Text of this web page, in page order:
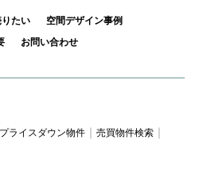
たい
空間デザイン事例
お問い合わせ
プライスダウン物件
売買物件検索